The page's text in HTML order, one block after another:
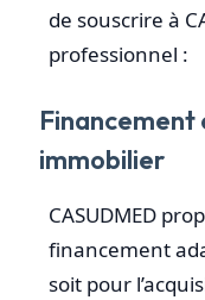
de souscrire à
professionnel :
Financement
immobilier
CASUDMED
financement
soit pour